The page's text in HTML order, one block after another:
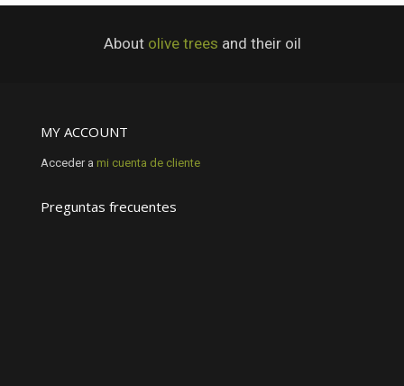
About olive trees and their oil
MY ACCOUNT
Acceder a mi cuenta de cliente
Preguntas frecuentes